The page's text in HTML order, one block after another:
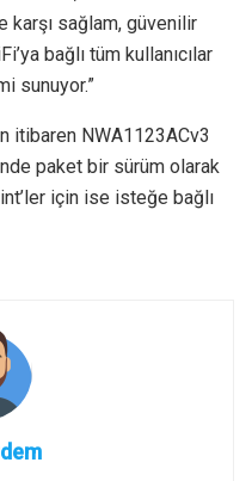
karşı sağlam, güvenilir
bağlı tüm kullanıcılar
sunuyor.”
itibaren NWA1123ACv3
paket bir sürüm olarak
için ise isteğe bağlı